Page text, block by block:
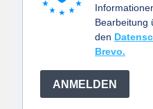
Bearbeitung
den
Brevo.
ANMELDEN